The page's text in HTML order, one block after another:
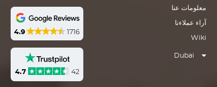
4.9 1716
4.7 42
معلومات عنا
آراء عملاءنا
Wiki
Dubai